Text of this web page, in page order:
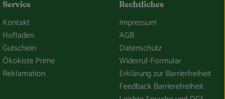
Service
Kontakt
Hofladen
Gutschein
Ökokiste Prime
Reklamation
Rechtliches
Impressum
AGB
Datenschutz
Widerruf-Formular
Erklärung zur Barrierfreiheit
Feedback Barrierefreiheit